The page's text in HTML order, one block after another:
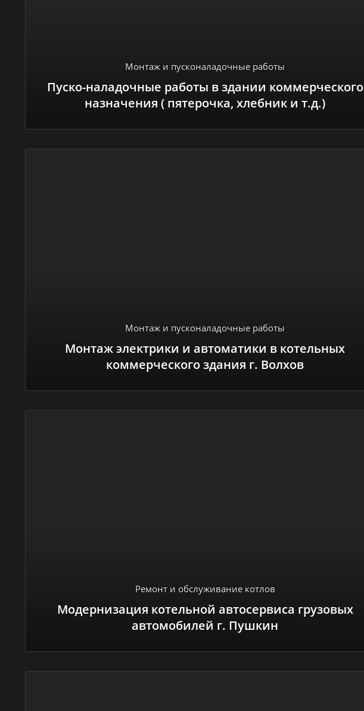
Монтаж и пусконаладочные работы
Пуско-наладочные работы в здании коммерческого
назначения ( пятерочка, хлебник и т.д.)
Монтаж и пусконаладочные работы
Монтаж электрики и автоматики в котельных
коммерческого здания г. Волхов
Ремонт и обслуживание котлов
Модернизация котельной автосервиса грузовых
автомобилей г. Пушкин